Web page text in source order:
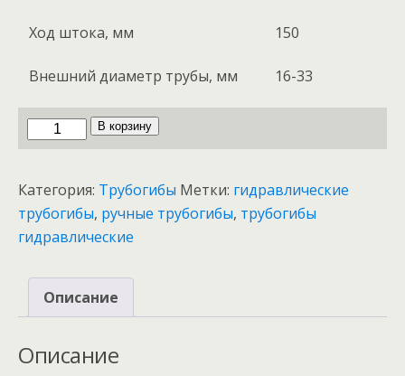
Ход штока, мм 150
Внешний диаметр трубы, мм 16-33
Количество
товара
гидравлический
TOR
HHW-
т
33
В корзину
Категория: Трубогибы Метки: гидравлические
трубогибы, ручные трубогибы, трубогибы
гидравлические
Описание
Описание